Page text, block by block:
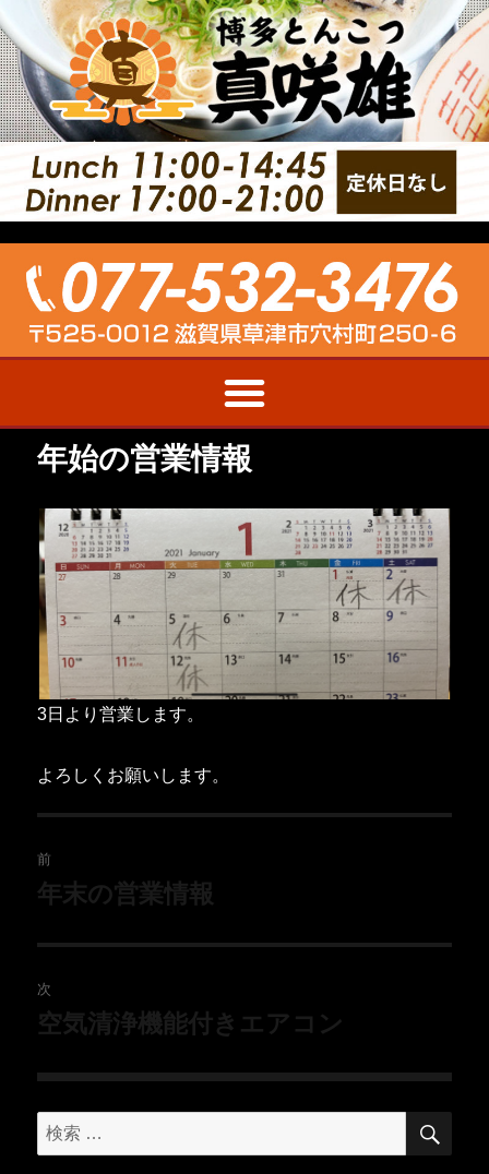
年始の営業情報
3日より営業します。
よろしくお願いします。
前
年末の営業情報
次
空気清浄機能付きエアコン